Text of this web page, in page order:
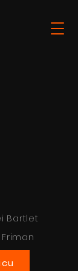
Bartlet